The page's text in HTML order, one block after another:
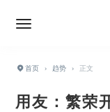
首页 › 趋势 › 正文
用友：繁荣